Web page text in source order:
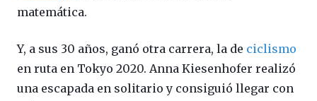
matemática.
Y, a sus 30 años, ganó otra carrera, la de ciclismo
en ruta en Tokyo 2020. Anna Kiesenhofer realizó
una escapada en solitario y consiguió llegar con